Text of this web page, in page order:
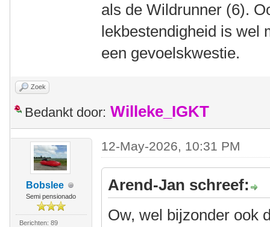
als de Wildrunner (6).
lekbestendigheid is wel
een gevoelskwestie.
Zoek
Bedankt door: Willeke_IGKT
Bobslee
Semi pensionado
Berichten: 89
12-May-2026, 10:31 PM
Arend-Jan schreef:
Ow, wel bijzonder ook